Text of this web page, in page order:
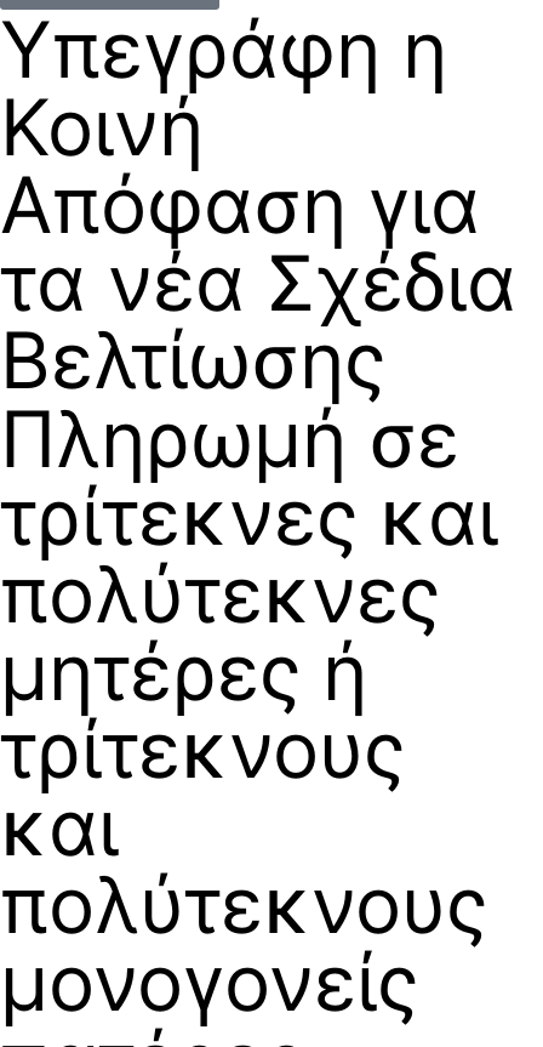
Υπεγράφη η
Κοινή
Απόφαση για
τα νέα Σχέδια
Βελτίωσης
Πληρωμή σε
τρίτεκνες και
πολύτεκνες
μητέρες ή
τρίτεκνους
και
πολύτεκνους
μονογονείς